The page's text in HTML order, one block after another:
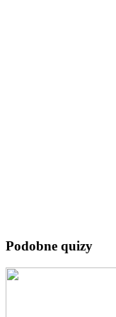
Podobne quizy